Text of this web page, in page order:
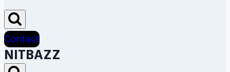
Contact
NITBAZZ